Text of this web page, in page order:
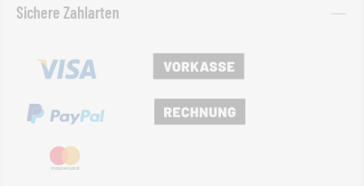
Sichere Zahlarten